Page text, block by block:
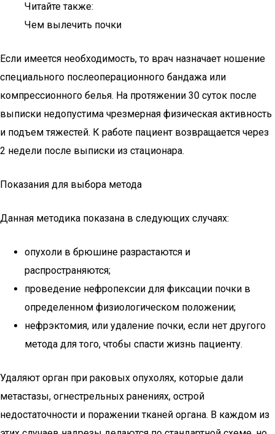
Читайте также:
Чем вылечить почки
Если имеется необходимость, то врач назначает ношение
специального послеоперационного бандажа или
компрессионного белья. На протяжении 30 суток после
выписки недопустима чрезмерная физическая активность
и подъем тяжестей. К работе пациент возвращается через
2 недели после выписки из стационара.
Показания для выбора метода
Данная методика показана в следующих случаях:
опухоли в брюшине разрастаются и
распространяются;
проведение нефропексии для фиксации почки в
определенном физиологическом положении;
нефрэктомия, или удаление почки, если нет другого
метода для того, чтобы спасти жизнь пациенту.
Удаляют орган при раковых опухолях, которые дали
метастазы, огнестрельных ранениях, острой
недостаточности и поражении тканей органа. В каждом из